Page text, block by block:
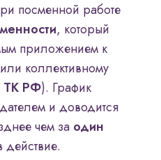
посменной работе
, который
приложением к
коллективному
ТК РФ). График
и доводится
чем за один